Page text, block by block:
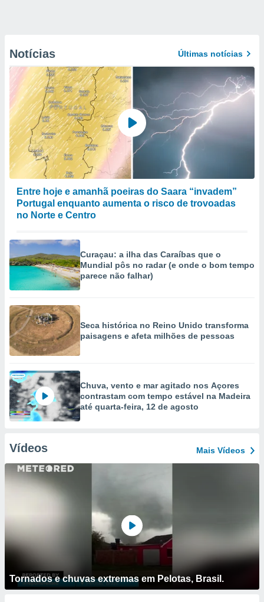
Notícias Últimas notícias
Entre hoje e amanhã poeiras do Saara “invadem”
Portugal enquanto aumenta o risco de trovoadas
no Norte e Centro
Curaçau: a ilha das Caraíbas que o
Mundial pôs no radar (e onde o bom tempo
parece não falhar)
Seca histórica no Reino Unido transforma
paisagens e afeta milhões de pessoas
Chuva, vento e mar agitado nos Açores
contrastam com tempo estável na Madeira
até quarta-feira, 12 de agosto
Vídeos Mais Vídeos
Tornados e chuvas extremas em Pelotas, Brasil.